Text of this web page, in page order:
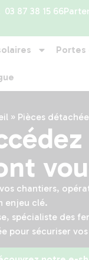
03 87 38 15 66
Portes
» Pièces
chantiers,
enjeu clé.
spécialiste des
pour sécuriser